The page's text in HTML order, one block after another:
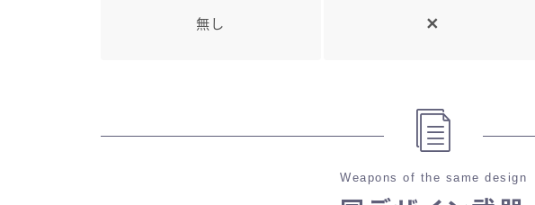
無し
Weapons of the same design